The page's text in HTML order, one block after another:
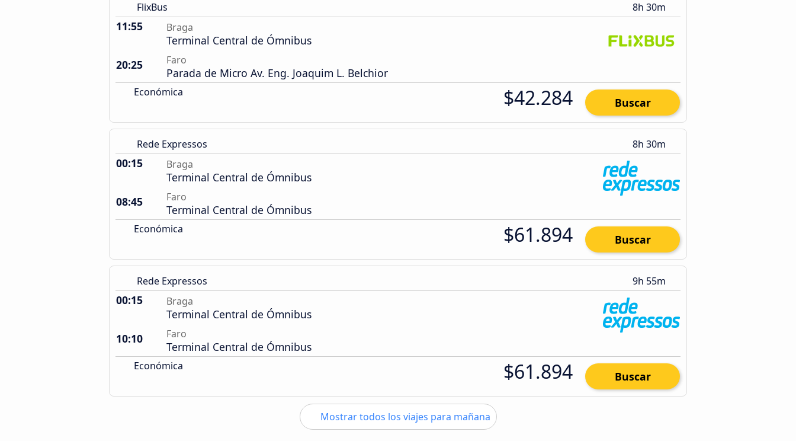
FlixBus 8h 30m
11:55 Braga
Terminal Central de Ómnibus
20:25
Faro
Parada de Micro Av. Eng. Joaquim L. Belchior
Económica $42.284 Buscar
Rede Expressos 8h 30m
00:15 Braga
Terminal Central de Ómnibus
08:45
Faro
Terminal Central de Ómnibus
Económica $61.894 Buscar
Rede Expressos 9h 55m
00:15 Braga
Terminal Central de Ómnibus
10:10
Faro
Terminal Central de Ómnibus
Económica $61.894 Buscar
Mostrar todos los viajes para mañana